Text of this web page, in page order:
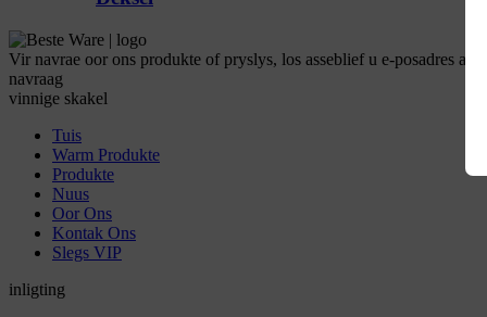
Vir navrae oor ons produkte of pryslys, los asseblief u e-posadres
navraag
vinnige skakel
Tuis
Warm Produkte
Produkte
Nuus
Oor Ons
Kontak Ons
Slegs VIP
inligting